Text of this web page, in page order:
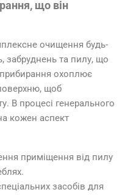
що він
очищення будь-
забруднень та пилу, що
охоплює
щоб
В процесі генерального
кожен аспект
приміщення від пилу
засобів для